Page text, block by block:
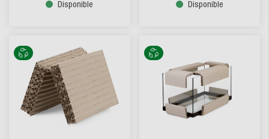
Disponible Disponible